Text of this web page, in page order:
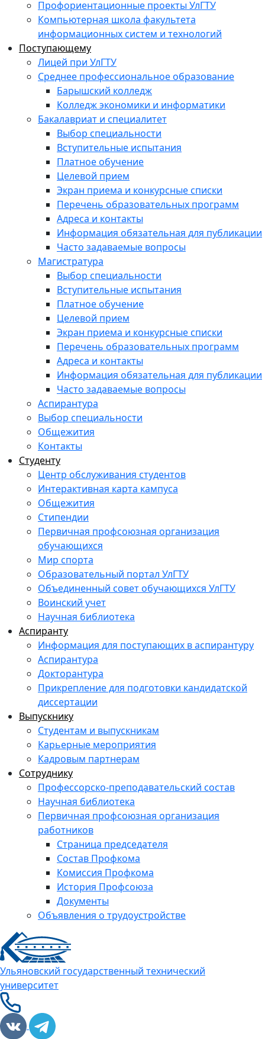
Профориентационные проекты УлГТУ
Компьютерная школа факультета
информационных систем и технологий
Поступающему
Лицей при УлГТУ
Среднее профессиональное образование
Барышский колледж
Колледж экономики и информатики
Бакалавриат и специалитет
Выбор специальности
Вступительные испытания
Платное обучение
Целевой прием
Экран приема и конкурсные списки
Перечень образовательных программ
Адреса и контакты
Информация обязательная для публикации
Часто задаваемые вопросы
Магистратура
Выбор специальности
Вступительные испытания
Платное обучение
Целевой прием
Экран приема и конкурсные списки
Перечень образовательных программ
Адреса и контакты
Информация обязательная для публикации
Часто задаваемые вопросы
Аспирантура
Выбор специальности
Общежития
Контакты
Студенту
Центр обслуживания студентов
Интерактивная карта кампуса
Общежития
Стипендии
Первичная профсоюзная организация
обучающихся
Мир спорта
Образовательный портал УлГТУ
Объединенный совет обучающихся УлГТУ
Воинский учет
Научная библиотека
Аспиранту
Информация для поступающих в аспирантуру
Аспирантура
Докторантура
Прикрепление для подготовки кандидатской
диссертации
Выпускнику
Студентам и выпускникам
Карьерные мероприятия
Кадровым партнерам
Сотруднику
Профессорско-преподавательский состав
Научная библиотека
Первичная профсоюзная организация
работников
Страница председателя
Состав Профкома
Комиссия Профкома
История Профсоюза
Документы
Объявления о трудоустройстве
Ульяновский государственный технический
университет